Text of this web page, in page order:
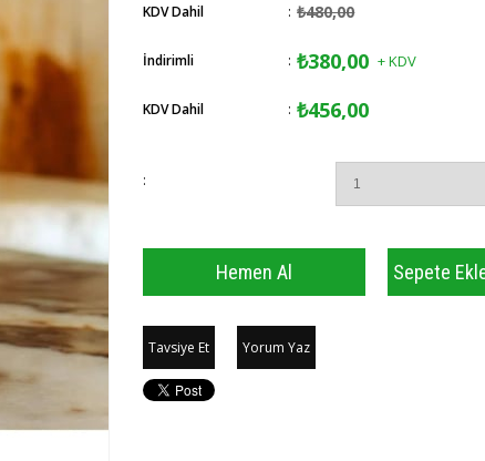
KDV Dahil : ₺480,00
İndirimli : ₺380,00 + KDV
KDV Dahil : ₺456,00
:
Tavsiye Et Yorum Yaz